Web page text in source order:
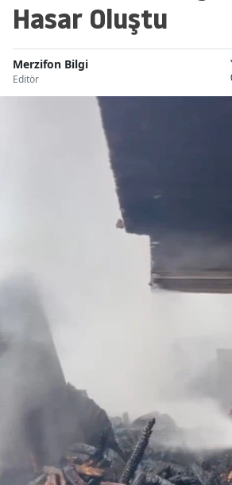
Hasar Oluştu
Merzifon Bilgi
Editör